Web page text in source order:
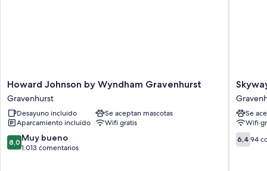
personal gratuitos
Televisiones inteligentes de 40 pulgadas con canales por cable
Balcones o patios, cocinas básicas y frigoríficos
Howard
Johnson
by
Wyndham
Gravenhurst
Gravenhurst
Howard Johnson by Wyndham Gravenhurst
Gravenhurst
Desayuno incluido
Se aceptan mascotas
Aparcamiento incluido
Wifi gratis
8.0
sobre
8,0 Muy bueno
1.013 comentarios
Skyways
Motel
ON
11
Se
Wifi
6.4
sobre
6,4 94